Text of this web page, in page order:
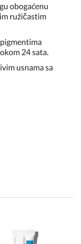
obogaćenu
ružičastim
24 sata.
usnama sa